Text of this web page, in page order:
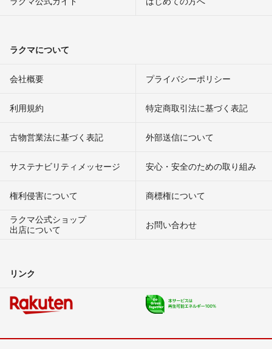
ラクマについて
会社概要 プライバシーポリシー
利用規約 特定商取引法に基づく表記
古物営業法に基づく表記 外部送信について
サステナビリティメッセージ 安心・安全のための取り組み
権利侵害について
商標権について
ラクマ公式ショップ
出店について
お問い合わせ
リンク